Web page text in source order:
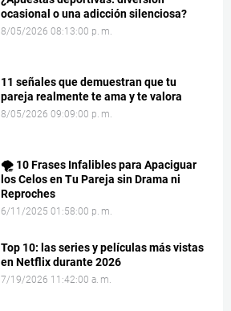
ocasional o una adicción silenciosa?
8/05/2026 08:13:00 p. m.
11 señales que demuestran que tu
pareja realmente te ama y te valora
8/05/2026 09:09:00 p. m.
🌪️ 10 Frases Infalibles para Apaciguar
los Celos en Tu Pareja sin Drama ni
Reproches
6/11/2025 01:58:00 p. m.
Top 10: las series y películas más vistas
en Netflix durante 2026
7/19/2026 11:42:00 a. m.